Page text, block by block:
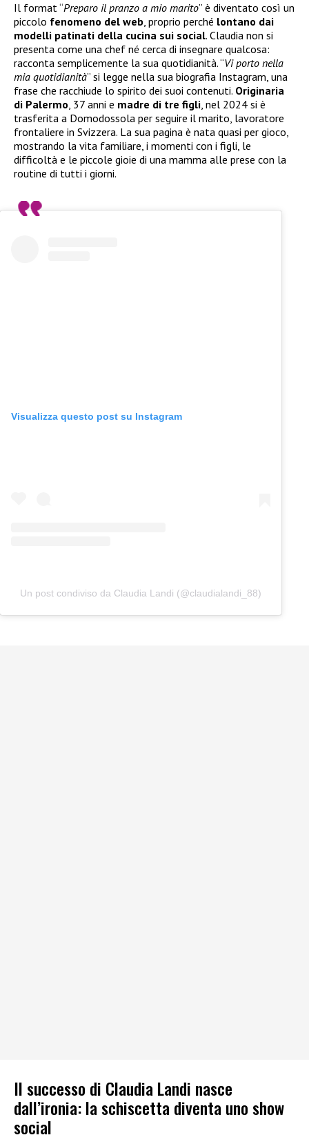
Il format “Preparo il pranzo a mio marito” è diventato così un
piccolo fenomeno del web, proprio perché lontano dai
modelli patinati della cucina sui social. Claudia non si
presenta come una chef né cerca di insegnare qualcosa:
racconta semplicemente la sua quotidianità. “Vi porto nella
mia quotidianità” si legge nella sua biografia Instagram, una
frase che racchiude lo spirito dei suoi contenuti. Originaria
di Palermo, 37 anni e madre di tre figli, nel 2024 si è
trasferita a Domodossola per seguire il marito, lavoratore
frontaliere in Svizzera. La sua pagina è nata quasi per gioco,
mostrando la vita familiare, i momenti con i figli, le
difficoltà e le piccole gioie di una mamma alle prese con la
routine di tutti i giorni.
Visualizza questo post su Instagram
Un post condiviso da Claudia Landi (@claudialandi_88)
Il successo di Claudia Landi nasce
dall’ironia: la schiscetta diventa uno show
social